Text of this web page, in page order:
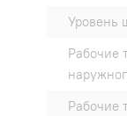
Уровень
Рабочие
Рабочие